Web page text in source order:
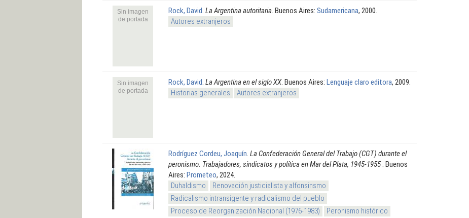
Sin imagen
de portada
Rock, David. La Argentina autoritaria. Buenos Aires: Sudamericana, 2000.
Autores extranjeros
Sin imagen
de portada
Rock, David. La Argentina en el siglo XX. Buenos Aires: Lenguaje claro editora, 2009.
Historias generales
Autores extranjeros
Rodríguez Cordeu, Joaquín. La Confederación General del Trabajo (CGT) durante el
peronismo. Trabajadores, sindicatos y política en Mar del Plata, 1945-1955. Buenos
Aires: Prometeo, 2024.
Duhaldismo
Renovación justicialista y alfonsinsmo
Radicalismo intransigente y radicalismo del pueblo
Proceso de Reorganización Nacional (1976-1983)
Peronismo histórico